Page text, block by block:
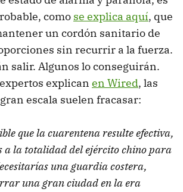
como se explica aquí, que
un cordón sanitario de
sin recurrir a la fuerza.
salir. Algunos lo conseguirán.
explican en Wired, las
escala suelen fracasar:
que la cuarentena resulte efectiva,
a la totalidad del ejército chino para
una guardia costera,
una gran ciudad en la era